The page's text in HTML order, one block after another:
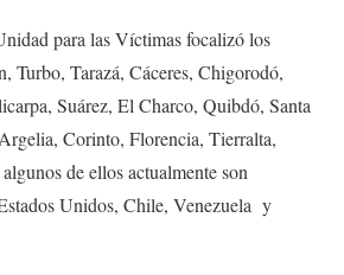
para las Víctimas focalizó los
Turbo, Tarazá, Cáceres, Chigorodó,
Suárez, El Charco, Quibdó, Santa
Corinto, Florencia, Tierralta,
de ellos actualmente son
Unidos, Chile, Venezuela y